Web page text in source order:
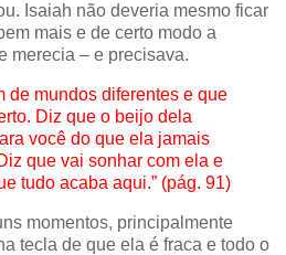
Isaiah não deveria mesmo ficar
mais e de certo modo a
merecia – e precisava.
de mundos diferentes e que
Diz que o beijo dela
você do que ela jamais
que vai sonhar com ela e
tudo acaba aqui.” (pág. 91)
momentos, principalmente
tecla de que ela é fraca e todo o